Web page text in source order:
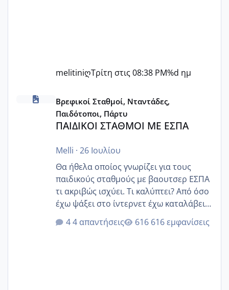
melitiniღΤρίτη στις 08:38 PM%d ημ
ΠΑΙΔΙΚΟΙ ΣΤΑΘΜΟΙ ΜΕ ΕΣΠΑ
Βρεφικοί Σταθμοί, Νταντάδες,
Παιδότοποι, Πάρτυ
ΠΑΙΔΙΚΟΙ ΣΤΑΘΜΟΙ ΜΕ ΕΣΠΑ
Melli · 26 Ιουλίου
Θα ήθελα οποίος γνωρίζει για τους
παιδικούς σταθμούς με βαουτσερ ΕΣΠΑ
τι ακριβώς ισχύει. Τι καλύπτει? Από όσο
έχω ψάξει στο ίντερνετ έχω καταλάβει
ότι το βαουτσερ καλύπτει όλα τα
δίδακτρα και τα τροφεια του ιδιωτικού
4 απαντήσεις 616 εμφανίσεις